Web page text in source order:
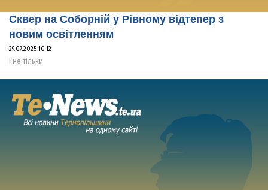
Сквер на Соборній у Рівному відтепер з
новим освітленням
29.07.2025 10:12
І не тільки